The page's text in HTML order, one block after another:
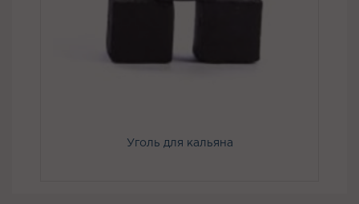
Уголь для кальяна